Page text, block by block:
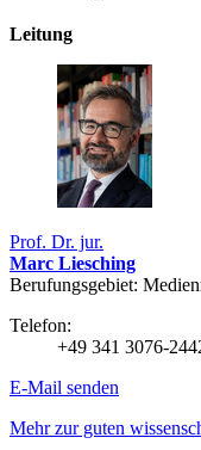
Leitung
Prof. Dr. jur.
Marc Liesching
Berufungsgebiet:
Telefon:
+49 341 3076-
E-Mail senden
Mehr zur guten